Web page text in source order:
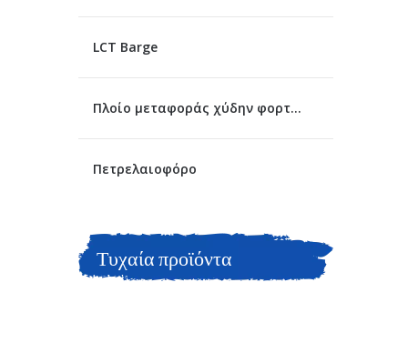
LCT Barge
Πλοίο μεταφοράς χύδην φορτίου
Πετρελαιοφόρο
Τυχαία προϊόντα